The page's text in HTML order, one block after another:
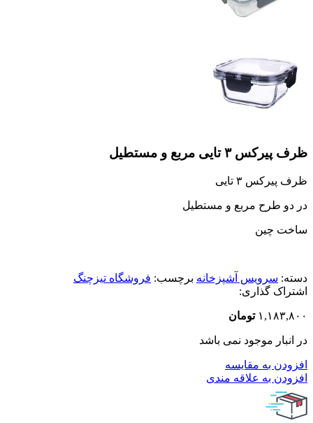
ظرف پیرکس ۳ تایی مربع و مستطیل
ظرف پیرکس ۳ تایی
در دو طرح مربع و مستطیل
ساخت چین
دسته: سرویس آشپزخانه برچسب: فروشگاه تیزچنگ
اشتراک گذاری:
۱,۱۸۳,۸۰۰ تومان
در انبار موجود نمی باشد
افزودن به مقایسه
افزودن به علاقه مندی